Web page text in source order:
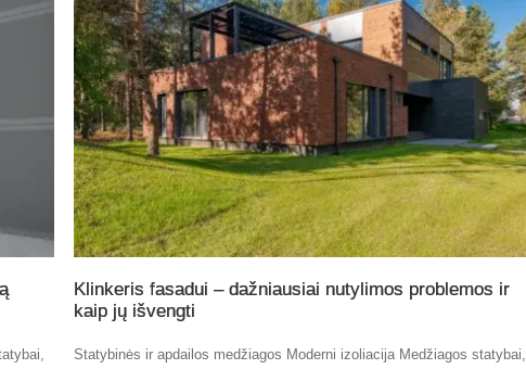
Klinkeris fasadui – dažniausiai nutylimos problemos ir
kaip jų išvengti
Statybinės ir apdailos medžiagos Moderni izoliacija Medžiagos statybai,